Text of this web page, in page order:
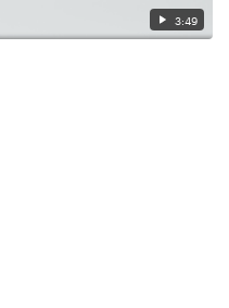
3:49